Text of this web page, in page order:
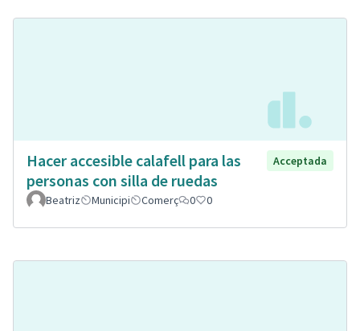
Hacer accesible calafell para las
personas con silla de ruedas
Acceptada
Beatriz Municipi Comerç 0 0